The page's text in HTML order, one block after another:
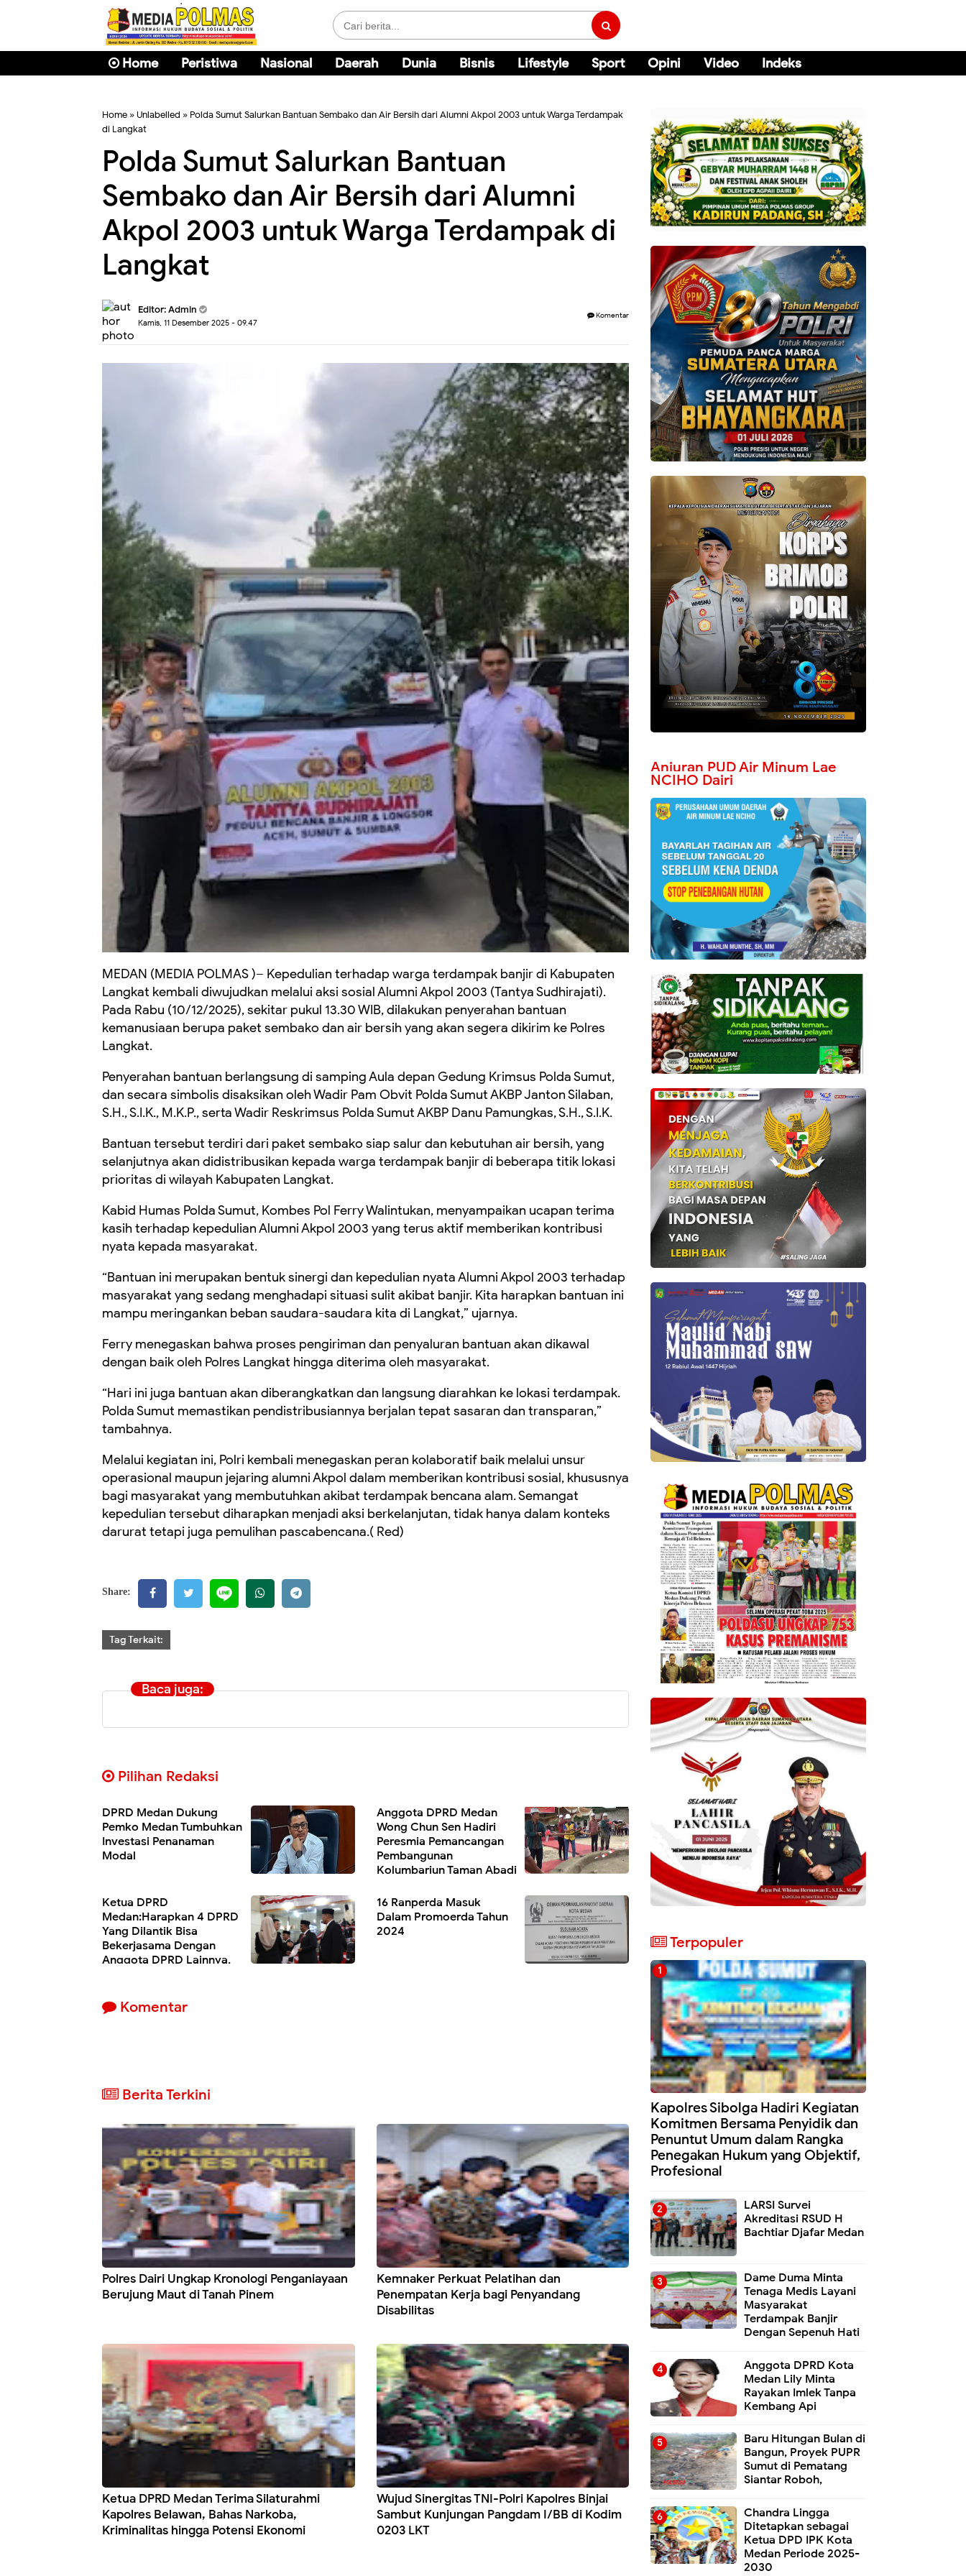
Home Peristiwa Nasional Daerah Dunia Bisnis Lifestyle Sport Opini Video Indeks
Home » Unlabelled » Polda Sumut Salurkan Bantuan Sembako dan Air Bersih dari Alumni Akpol 2003 untuk Warga Terdampak
di Langkat
Polda Sumut Salurkan Bantuan
Sembako dan Air Bersih dari Alumni
Akpol 2003 untuk Warga Terdampak di
Langkat
Editor: Admin
Kamis, 11 Desember 2025 - 09.47
Komentar
MEDAN (MEDIA POLMAS )– Kepedulian terhadap warga terdampak banjir di Kabupaten
Langkat kembali diwujudkan melalui aksi sosial Alumni Akpol 2003 (Tantya Sudhirajati).
Pada Rabu (10/12/2025), sekitar pukul 13.30 WIB, dilakukan penyerahan bantuan
kemanusiaan berupa paket sembako dan air bersih yang akan segera dikirim ke Polres
Langkat.
Penyerahan bantuan berlangsung di samping Aula depan Gedung Krimsus Polda Sumut,
dan secara simbolis disaksikan oleh Wadir Pam Obvit Polda Sumut AKBP Janton Silaban,
S.H., S.I.K., M.K.P., serta Wadir Reskrimsus Polda Sumut AKBP Danu Pamungkas, S.H., S.I.K.
Bantuan tersebut terdiri dari paket sembako siap salur dan kebutuhan air bersih, yang
selanjutnya akan didistribusikan kepada warga terdampak banjir di beberapa titik lokasi
prioritas di wilayah Kabupaten Langkat.
Kabid Humas Polda Sumut, Kombes Pol Ferry Walintukan, menyampaikan ucapan terima
kasih terhadap kepedulian Alumni Akpol 2003 yang terus aktif memberikan kontribusi
nyata kepada masyarakat.
“Bantuan ini merupakan bentuk sinergi dan kepedulian nyata Alumni Akpol 2003 terhadap
masyarakat yang sedang menghadapi situasi sulit akibat banjir. Kita harapkan bantuan ini
mampu meringankan beban saudara-saudara kita di Langkat,” ujarnya.
Ferry menegaskan bahwa proses pengiriman dan penyaluran bantuan akan dikawal
dengan baik oleh Polres Langkat hingga diterima oleh masyarakat.
“Hari ini juga bantuan akan diberangkatkan dan langsung diarahkan ke lokasi terdampak.
Polda Sumut memastikan pendistribusiannya berjalan tepat sasaran dan transparan,”
tambahnya.
Melalui kegiatan ini, Polri kembali menegaskan peran kolaboratif baik melalui unsur
operasional maupun jejaring alumni Akpol dalam memberikan kontribusi sosial, khususnya
bagi masyarakat yang membutuhkan akibat terdampak bencana alam. Semangat
kepedulian tersebut diharapkan menjadi aksi berkelanjutan, tidak hanya dalam konteks
darurat tetapi juga pemulihan pascabencana.( Red)
Share:
Tag Terkait:
Baca juga:
Pilihan Redaksi
DPRD Medan Dukung
Pemko Medan Tumbuhkan
Investasi Penanaman
Modal
Anggota DPRD Medan
Wong Chun Sen Hadiri
Peresmia Pemancangan
Pembangunan
Kolumbariun Taman Abadi
Ketua DPRD
Medan:Harapkan 4 DPRD
Yang Dilantik Bisa
Bekerjasama Dengan
Anggota DPRD Lainnya.
16 Ranperda Masuk
Dalam Promoerda Tahun
2024
Komentar
Berita Terkini
Polres Dairi Ungkap Kronologi Penganiayaan
Berujung Maut di Tanah Pinem
Kemnaker Perkuat Pelatihan dan
Penempatan Kerja bagi Penyandang
Disabilitas
Ketua DPRD Medan Terima Silaturahmi
Kapolres Belawan, Bahas Narkoba,
Kriminalitas hingga Potensi Ekonomi
Wujud Sinergitas TNI-Polri Kapolres Binjai
Sambut Kunjungan Pangdam I/BB di Kodim
0203 LKT
Anjuran PUD Air Minum Lae
NCIHO Dairi
Terpopuler
Kapolres Sibolga Hadiri Kegiatan
Komitmen Bersama Penyidik dan
Penuntut Umum dalam Rangka
Penegakan Hukum yang Objektif,
Profesional
LARSI Survei
Akreditasi RSUD H
Bachtiar Djafar Medan
Dame Duma Minta
Tenaga Medis Layani
Masyarakat
Terdampak Banjir
Dengan Sepenuh Hati
Anggota DPRD Kota
Medan Lily Minta
Rayakan Imlek Tanpa
Kembang Api
Baru Hitungan Bulan di
Bangun, Proyek PUPR
Sumut di Pematang
Siantar Roboh,
Chandra Lingga
Ditetapkan sebagai
Ketua DPD IPK Kota
Medan Periode 2025-
2030